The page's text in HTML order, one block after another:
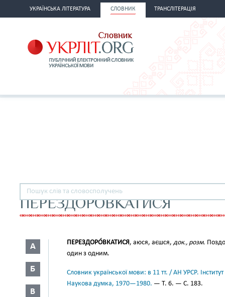
УКРАЇНСЬКА ЛІТЕРАТУРА СЛОВНИК ТРАНСЛІТЕРАЦІЯ
ПЕРЕЗДОРОВКАТИСЯ
А
Б
В
ПЕРЕЗДОРО́ВКАТИСЯ, аюся, аєшся, док., розм.
один з одним.
Словник української мови: в 11 тт. / АН УРСР.
Наукова думка, 1970—1980. — Т. 6. — С. 183.